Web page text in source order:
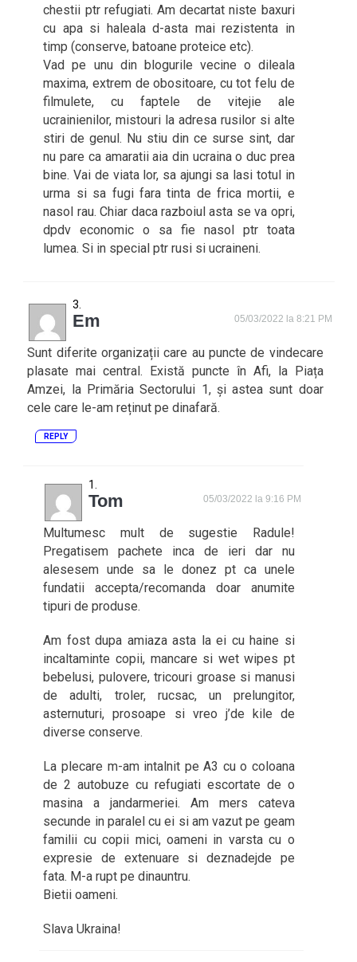
chestii ptr refugiati. Am decartat niste baxuri
cu apa si haleala d-asta mai rezistenta in
timp (conserve, batoane proteice etc).
Vad pe unu din blogurile vecine o dileala
maxima, extrem de obositoare, cu tot felu de
filmulete, cu faptele de vitejie ale
ucrainienilor, mistouri la adresa rusilor si alte
stiri de genul. Nu stiu din ce surse sint, dar
nu pare ca amaratii aia din ucraina o duc prea
bine. Vai de viata lor, sa ajungi sa lasi totul in
urma si sa fugi fara tinta de frica mortii, e
nasol rau. Chiar daca razboiul asta se va opri,
dpdv economic o sa fie nasol ptr toata
lumea. Si in special ptr rusi si ucraineni.
Em 05/03/2022 la 8:21 PM
Sunt diferite organizații care au puncte de vindecare
plasate mai central. Există puncte în Afi, la Piața
Amzei, la Primăria Sectorului 1, și astea sunt doar
cele care le-am reținut pe dinafară.
REPLY
Tom 05/03/2022 la 9:16 PM
Multumesc mult de sugestie Radule!
Pregatisem pachete inca de ieri dar nu
alesesem unde sa le donez pt ca unele
fundatii accepta/recomanda doar anumite
tipuri de produse.
Am fost dupa amiaza asta la ei cu haine si
incaltaminte copii, mancare si wet wipes pt
bebelusi, pulovere, tricouri groase si manusi
de adulti, troler, rucsac, un prelungitor,
asternuturi, prosoape si vreo j’de kile de
diverse conserve.
La plecare m-am intalnit pe A3 cu o coloana
de 2 autobuze cu refugiati escortate de o
masina a jandarmeriei. Am mers cateva
secunde in paralel cu ei si am vazut pe geam
familii cu copii mici, oameni in varsta cu o
expresie de extenuare si deznadejde pe
fata. M-a rupt pe dinauntru.
Bietii oameni.
Slava Ukraina!